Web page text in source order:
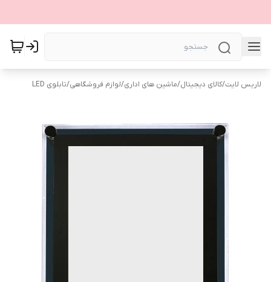
لاریس لایت/کالای دیجیتال/ماشین های اداری/لوازم فروشگاهی/تابلوی LED